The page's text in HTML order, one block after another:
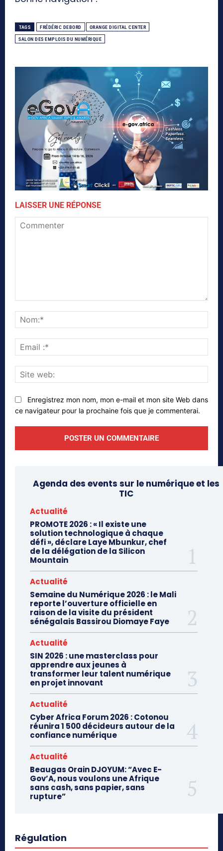
TAGS FRÉDÉRIC DEBORD ORANGE DIGITAL CENTER
SALON DES EMPLOIS DU NUMÉRIQUE
LAISSER UNE RÉPONSE
:*
web:
Enregistrez mon nom, mon e-mail et mon site Web dans
ce navigateur pour la prochaine fois que je commenterai.
Agenda des events sur le numérique et les
TIC
Actualité
PROMOTE 2026 : « Il existe une
solution technologique à chaque
défi », déclare Laye Mbunkur, chef
de la délégation de la Silicon
Mountain
Actualité
Semaine du Numérique 2026 : le Mali
reporte l’ouverture officielle en
raison de la visite du président
sénégalais Bassirou Diomaye Faye
Actualité
SIN 2026 : une masterclass pour
apprendre aux jeunes à
transformer leur talent numérique
en projet innovant
Actualité
Cyber Africa Forum 2026 : Cotonou
réunira 1 500 décideurs autour de la
confiance numérique
Actualité
Beaugas Orain DJOYUM: “Avec E-
Gov’A, nous voulons une Afrique
sans cash, sans papier, sans
rupture”
Régulation